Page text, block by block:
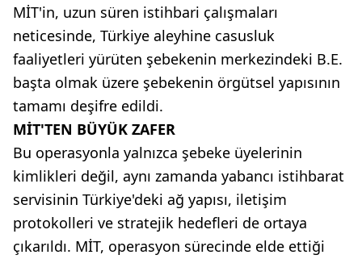
MİT'in, uzun süren istihbari çalışmaları
neticesinde, Türkiye aleyhine casusluk
faaliyetleri yürüten şebekenin merkezindeki B.E.
başta olmak üzere şebekenin örgütsel yapısının
tamamı deşifre edildi.
MİT'TEN BÜYÜK ZAFER
Bu operasyonla yalnızca şebeke üyelerinin
kimlikleri değil, aynı zamanda yabancı istihbarat
servisinin Türkiye'deki ağ yapısı, iletişim
protokolleri ve stratejik hedefleri de ortaya
çıkarıldı. MİT, operasyon sürecinde elde ettiği